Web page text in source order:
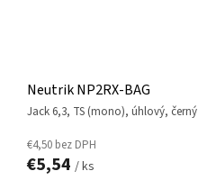
Neutrik NP2RX-BAG
jack 6,3, TS (mono), úhlový, černý
€4,50 bez DPH
€5,54 / ks